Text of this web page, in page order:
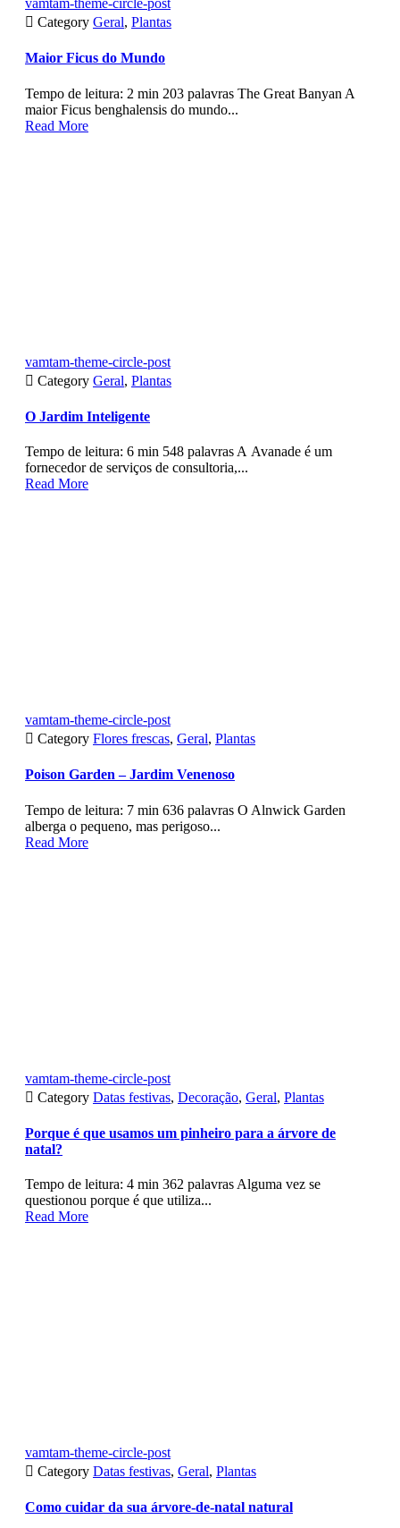
vamtam-theme-circle-post
 Category Geral, Plantas
Maior Ficus do Mundo
Tempo de leitura: 2 min 203 palavras The Great Banyan A
maior Ficus benghalensis do mundo...
Read More
vamtam-theme-circle-post
 Category Geral, Plantas
O Jardim Inteligente
Tempo de leitura: 6 min 548 palavras A Avanade é um
fornecedor de serviços de consultoria,...
Read More
vamtam-theme-circle-post
 Category Flores frescas, Geral, Plantas
Poison Garden – Jardim Venenoso
Tempo de leitura: 7 min 636 palavras O Alnwick Garden
alberga o pequeno, mas perigoso...
Read More
vamtam-theme-circle-post
 Category Datas festivas, Decoração, Geral, Plantas
Porque é que usamos um pinheiro para a árvore de
natal?
Tempo de leitura: 4 min 362 palavras Alguma vez se
questionou porque é que utiliza...
Read More
vamtam-theme-circle-post
 Category Datas festivas, Geral, Plantas
Como cuidar da sua árvore-de-natal natural